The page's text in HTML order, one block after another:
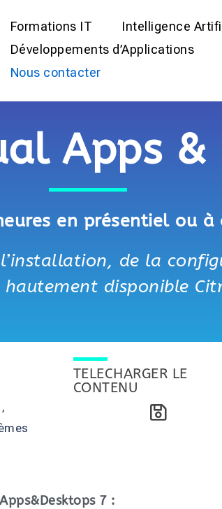
Formations IT Intelligence
Développements d’Applications
Nous contacter
Apps &
en présentiel ou à
de la
hautement disponible
TELECHARGER LE
CONTENU
7 :